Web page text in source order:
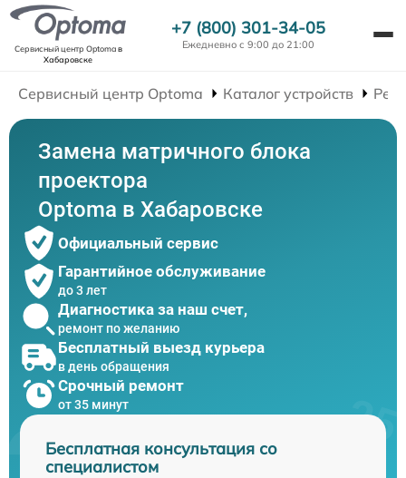
Сервисный центр Optomaв
Хабаровске
+7 (800) 301-34-05
Ежедневно с 9:00 до 21:00
Сервисный центр Optoma Каталог устройств
Замена матричного блока
проектора
Optoma в Хабаровске
Официальный сервис
Гарантийное обслуживание
до 3 лет
Диагностика за наш счет,
ремонт по желанию
Бесплатный выезд курьера
в день обращения
Срочный ремонт
от 35 минут
Бесплатная консультация со
специалистом